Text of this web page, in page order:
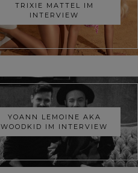
TRIXIE MATTEL IM
INTERVIEW
YOANN LEMOINE AKA
WOODKID IM INTERVIEW